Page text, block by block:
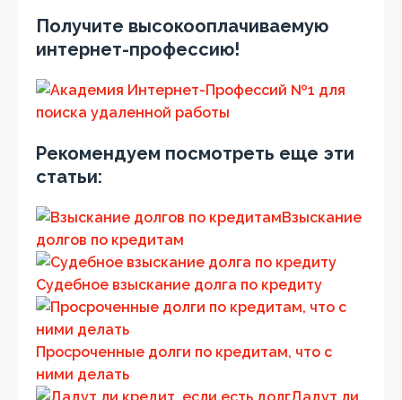
Получите высокооплачиваемую
интернет-профессию!
Рекомендуем посмотреть еще эти
статьи:
Взыскание
долгов по кредитам
Судебное взыскание долга по кредиту
Просроченные долги по кредитам, что с
ними делать